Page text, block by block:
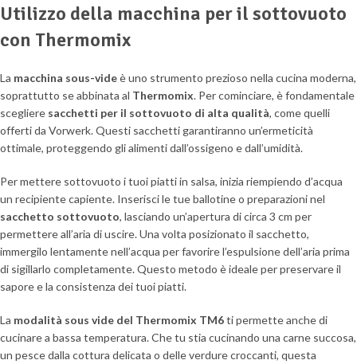
Utilizzo della macchina per il sottovuoto
con Thermomix
La macchina sous-videè uno strumento prezioso nella cucina moderna,
soprattutto se abbinata al Thermomix. Per cominciare, è fondamentale
scegliere sacchetti per il sottovuoto di alta qualità, come quelli
offerti da Vorwerk. Questi sacchetti garantiranno un’ermeticità
ottimale, proteggendo gli alimenti dall’ossigeno e dall’umidità.
Per mettere sottovuoto i tuoi piatti in salsa, inizia riempiendo d’acqua
un recipiente capiente. Inserisci le tue ballotine o preparazioni nel
sacchetto sottovuoto, lasciando un’apertura di circa 3 cm per
permettere all’aria di uscire. Una volta posizionato il sacchetto,
immergilo lentamente nell’acqua per favorire l’espulsione dell’aria prima
di sigillarlo completamente. Questo metodo è ideale per preservare il
sapore e la consistenza dei tuoi piatti.
La modalità sous vide del Thermomix TM6ti permette anche di
cucinare a bassa temperatura. Che tu stia cucinando una carne succosa,
un pesce dalla cottura delicata o delle verdure croccanti, questa